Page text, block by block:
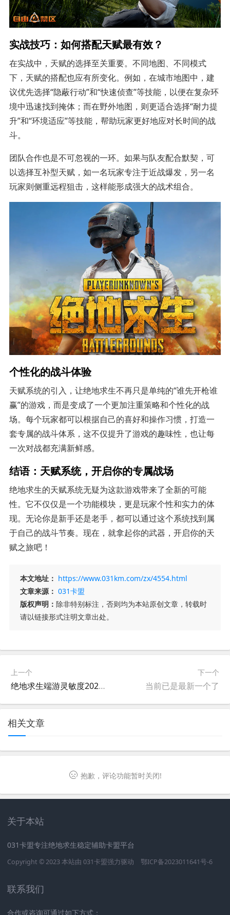
实战技巧：如何搭配天赋最有效？
在实战中，天赋的选择至关重要。不同地图、不同模式
下，天赋的搭配也应有所变化。例如，在城市地图中，建
议优先选择“隐蔽行动”和“快速侦查”等技能，以便在复杂环
境中迅速找到掩体；而在野外地图，则更适合选择“耐力提
升”和“环境适应”等技能，帮助玩家更好地应对长时间的战
斗。
团队合作也是不可忽视的一环。如果与队友配合默契，可
以选择互补型天赋，如一名玩家专注于近战爆发，另一名
玩家则侧重远程狙击，这样能形成强大的战术组合。
个性化的战斗体验
天赋系统的引入，让绝地求生不再只是单纯的“谁先开枪谁
赢”的游戏，而是变成了一个更加注重策略和个性化的战
场。每个玩家都可以根据自己的喜好和操作习惯，打造一
套专属的战斗体系，这不仅提升了游戏的趣味性，也让每
一次对战都充满新鲜感。
结语：天赋系统，开启你的专属战场
绝地求生的天赋系统无疑为这款游戏带来了全新的可能
性。它不仅仅是一个功能模块，更是玩家个性和实力的体
现。无论你是新手还是老手，都可以通过这个系统找到属
于自己的战斗节奏。现在，就拿起你的武器，开启你的天
赋之旅吧！
本文地址： https://www.031km.com/zx/4554.html
文章来源： 031卡盟
版权声明： 除非特别标注，否则均为本站原创文章，转载时
请以链接形式注明文章出处。
上一个
绝地求生端游灵敏度2021设置指南-绝地求生2021灵敏度设置技巧与推荐值
下一个
当前已是最新一个了
相关文章
抱歉，评论功能暂时关闭!
关于本站
031卡盟专注绝地求生稳定辅助卡盟平台
Copyright © 2023 本站由 031卡盟强力驱动 鄂ICP备2023011641号-6
联系我们
合作或咨询可通过如下方式：